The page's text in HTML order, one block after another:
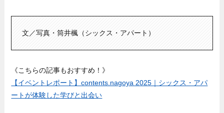
文／写真・筒井楓（シックス・アパート）
《こちらの記事もおすすめ！》
【イベントレポート】contents.nagoya 2025｜シックス・アパ
ートが体験した学びと出会い